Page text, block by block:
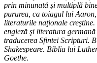
prin minunată şi multiplă
pururea, ca toiagul lui
literaturile naţionale
engleză şi literatura
traducerea Sfintei Scripturi.
Shakespeare. Biblia lui
Goethe.